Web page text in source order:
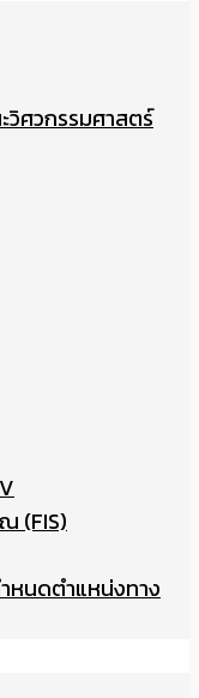
ศวกรรมศาสตร์
(FIS)
หนดตำแหน่งทาง